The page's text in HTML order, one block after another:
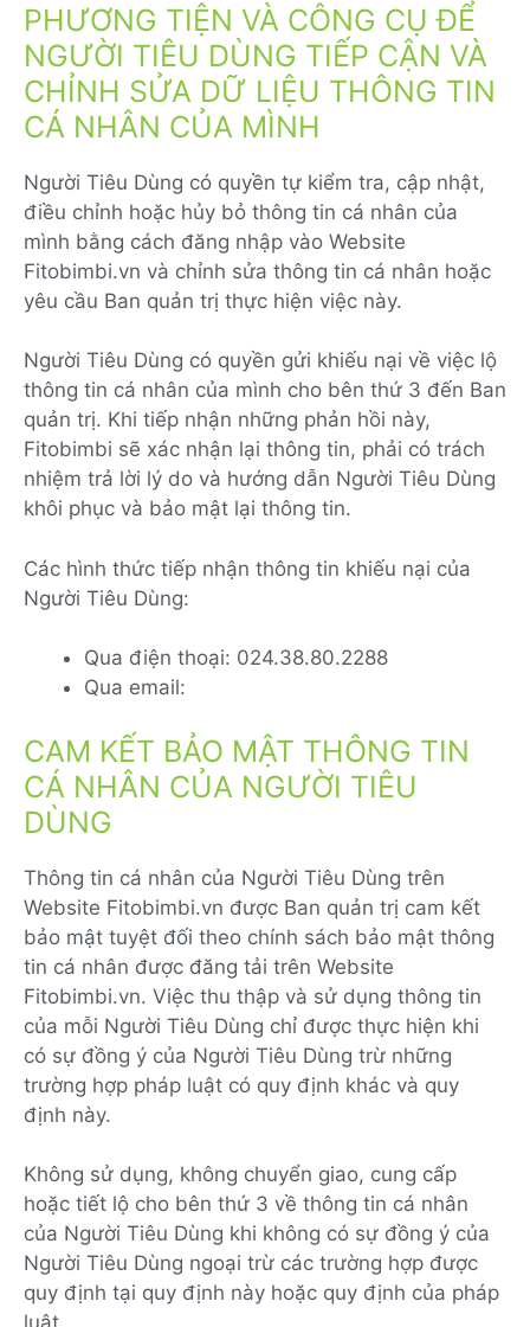
PHƯƠNG TIỆN VÀ CÔNG CỤ ĐỂ
NGƯỜI TIÊU DÙNG TIẾP CẬN VÀ
CHỈNH SỬA DỮ LIỆU THÔNG TIN
CÁ NHÂN CỦA MÌNH
Người Tiêu Dùng có quyền tự kiểm tra, cập nhật,
điều chỉnh hoặc hủy bỏ thông tin cá nhân của
mình bằng cách đăng nhập vào Website
Fitobimbi.vn và chỉnh sửa thông tin cá nhân hoặc
yêu cầu Ban quản trị thực hiện việc này.
Người Tiêu Dùng có quyền gửi khiếu nại về việc lộ
thông tin cá nhân của mình cho bên thứ 3 đến Ban
quản trị. Khi tiếp nhận những phản hồi này,
Fitobimbi sẽ xác nhận lại thông tin, phải có trách
nhiệm trả lời lý do và hướng dẫn Người Tiêu Dùng
khôi phục và bảo mật lại thông tin.
Các hình thức tiếp nhận thông tin khiếu nại của
Người Tiêu Dùng:
Qua điện thoại: 024.38.80.2288
Qua email:
CAM KẾT BẢO MẬT THÔNG TIN
CÁ NHÂN CỦA NGƯỜI TIÊU
DÙNG
Thông tin cá nhân của Người Tiêu Dùng trên
Website Fitobimbi.vn được Ban quản trị cam kết
bảo mật tuyệt đối theo chính sách bảo mật thông
tin cá nhân được đăng tải trên Website
Fitobimbi.vn. Việc thu thập và sử dụng thông tin
của mỗi Người Tiêu Dùng chỉ được thực hiện khi
có sự đồng ý của Người Tiêu Dùng trừ những
trường hợp pháp luật có quy định khác và quy
định này.
Không sử dụng, không chuyển giao, cung cấp
hoặc tiết lộ cho bên thứ 3 về thông tin cá nhân
của Người Tiêu Dùng khi không có sự đồng ý của
Người Tiêu Dùng ngoại trừ các trường hợp được
quy định tại quy định này hoặc quy định của pháp
luật.